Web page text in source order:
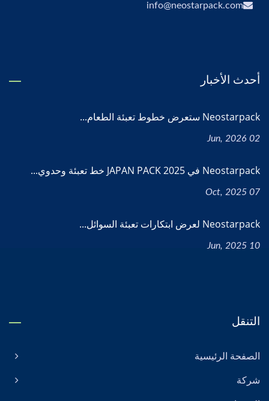
info@neostarpack.com
أحدث الأخبار
Neostarpack ستعرض خطوط تعبئة الطعام...
02 Jun, 2026
Neostarpack في JAPAN PACK 2025 خط تعبئة وحدوي...
07 Oct, 2025
Neostarpack لعرض ابتكارات تعبئة السوائل...
10 Jun, 2025
التنقل
الصفحة الرئيسية
شركة